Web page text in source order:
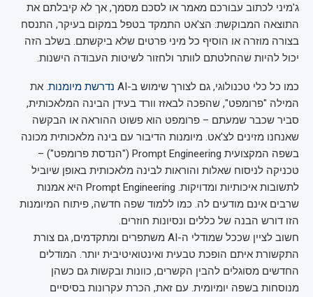
ג'מיני לכתוב עבורכם מאמר או לסכם מסמך, אך לא קיבלתם את
התוצאה המבוקשת: הצ'אט התמקד בטפל במקום בעיקר, התנסח
בצורה מוזרה או הוסיף כל מיני פרטים שלא ביקשתם. בשלב הזה
יכול להיות שהחלטתם לוותר ולחזור לשיטות העבודה הישנות.
כמו כל כלי טכנולוגי, גם לצורך שימוש ב-AI נדרשת מיומנות. את
המילה "פרומפט", שהפכה לבאזז וורד בעידן הבינה המלאכותית,
סביר שכבר שמעתם – פרומפט הוא פשוט ההוראה או הבקשה
שאנחנו מזינים לצ'אט. מיומנות הדיבור עם בינה מלאכותית מכונה
בשפה המקצועית Prompt Engineering ("הנדסת פרומפט") –
טכניקה לניסוח שאלות והוראות לבינה מלאכותית באופן שיוביל
לתשובות איכותיות ומדויקות. Prompt Engineering היא אמנות
שרבים אינם מודעים לה. כמו ללמוד שפה חדשה, פיתוח המיומנות
הזו דורש הבנה של כללים ונסיונות חוזרים.
חשוב לציין שככל שמודלי ה-AI משתפרים ומתקדמים, גם צורת
התקשורת איתם הופכת טבעית ואינטואיטיבית יותר. המודלים
החדשים מסוגלים להבין הקשרים, כוונות ובקשות גם כשהן
מנוסחות בשפה יומיומית. עם זאת, הכרת עקרונות בסיסיים